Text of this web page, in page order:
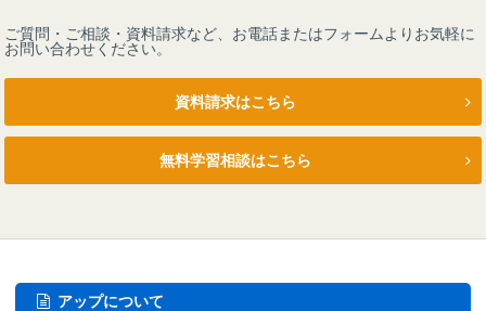
ご質問・ご相談・資料請求など、お電話またはフォームよりお気軽に
お問い合わせください。
資料請求はこちら
無料学習相談はこちら
アップについて